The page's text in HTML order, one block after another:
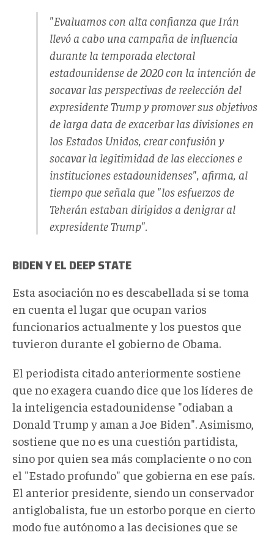
"Evaluamos con alta confianza que Irán
llevó a cabo una campaña de influencia
durante la temporada electoral
estadounidense de 2020 con la intención de
socavar las perspectivas de reelección del
expresidente Trump y promover sus objetivos
de larga data de exacerbar las divisiones en
los Estados Unidos, crear confusión y
socavar la legitimidad de las elecciones e
instituciones estadounidenses", afirma, al
tiempo que señala que "los esfuerzos de
Teherán estaban dirigidos a denigrar al
expresidente Trump".
BIDEN Y EL DEEP STATE
Esta asociación no es descabellada si se toma
en cuenta el lugar que ocupan varios
funcionarios actualmente y los puestos que
tuvieron durante el gobierno de Obama.
El periodista citado anteriormente sostiene
que no exagera cuando dice que los líderes de
la inteligencia estadounidense "odiaban a
Donald Trump y aman a Joe Biden". Asimismo,
sostiene que no es una cuestión partidista,
sino por quien sea más complaciente o no con
el "Estado profundo" que gobierna en ese país.
El anterior presidente, siendo un conservador
antiglobalista, fue un estorbo porque en cierto
modo fue autónomo a las decisiones que se